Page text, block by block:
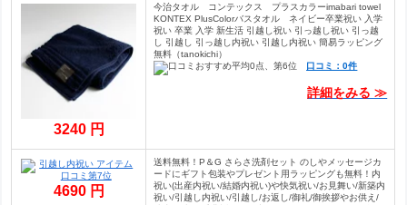
3240 円
今治タオル コンテックス プラスカラーimabari towel
KONTEX PlusColorバスタオル ネイビー卒業祝い 入学
祝い 卒業 入学 新生活 引越し祝い 引っ越し祝い 引っ越
し 引越し 引っ越し内祝い 引越し内祝い 簡易ラッピング
無料（tanokichi）
口コミ：0件
詳細をみる ≫
4690 円
送料無料！P＆G さらさ洗剤セット のしやメッセージカ
ードにギフト包装やプレゼント用ラッピングも無料！内
祝い(出産内祝い/結婚内祝い)や快気祝い/お見舞い/新築内
祝い/引越し内祝い/引越し/お返し/御礼/御挨拶やお供え/